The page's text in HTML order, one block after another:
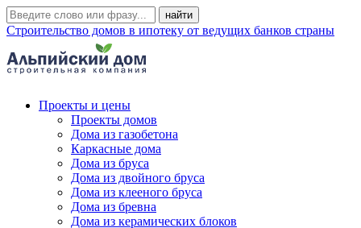
Строительство домов в ипотеку от ведущих банков страны
Проекты и цены
Проекты домов
Дома из газобетона
Каркасные дома
Дома из бруса
Дома из двойного бруса
Дома из клееного бруса
Дома из бревна
Дома из керамических блоков